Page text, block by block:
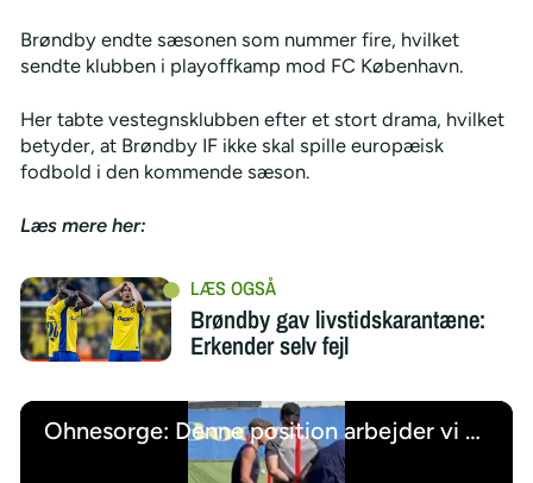
Brøndby endte sæsonen som nummer fire, hvilket
sendte klubben i playoffkamp mod FC København.
Her tabte vestegnsklubben efter et stort drama, hvilket
betyder, at Brøndby IF ikke skal spille europæisk
fodbold i den kommende sæson.
Læs mere her:
Brøndby gav livstidskarantæne:
Erkender selv fejl
Ohnesorge: Denne position arbejder vi på at styrke